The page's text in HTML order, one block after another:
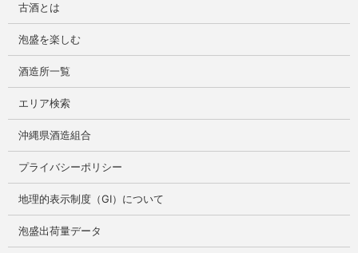
古酒とは
泡盛を楽しむ
酒造所一覧
エリア検索
沖縄県酒造組合
プライバシーポリシー
地理的表示制度（GI）について
泡盛出荷量データ